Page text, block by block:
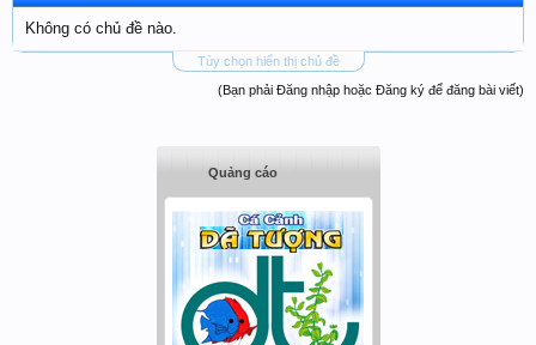
Không có chủ đề nào.
Tùy chọn hiển thị chủ đề
(Bạn phải Đăng nhập hoặc Đăng ký để đăng bài viết)
Quảng cáo